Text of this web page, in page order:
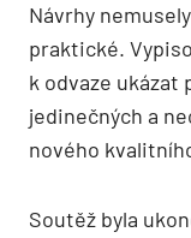
Návrhy
praktické.
k odvaze
jedinečných a
nového
Soutěž byla